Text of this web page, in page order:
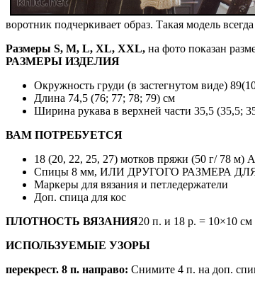
воротник подчеркивает образ. Такая модель
Размеры S, М, L, XL, XXL, на фото показан
РАЗМЕРЫ ИЗДЕЛИЯ
Окружность груди (в застегнутом виде)
Длина 74,5 (76; 77; 78; 79) см
Ширина рукава в верхней части 35,5 (35,5;
ВАМ ПОТРЕБУЕТСЯ
18 (20, 22, 25, 27) мотков пряжи (50 г/ 78 м)
Спицы 8 мм, ИЛИ ДРУГОГО РАЗМЕРА
Маркеры для вязания и петледержатели
Доп. спица для кос
ПЛОТНОСТЬ ВЯЗАНИЯ20 п. и 18 р. = 10×10
ИСПОЛЬЗУЕМЫЕ УЗОРЫ
перекрест. 8 п. направо: Снимите 4 п. на доп.